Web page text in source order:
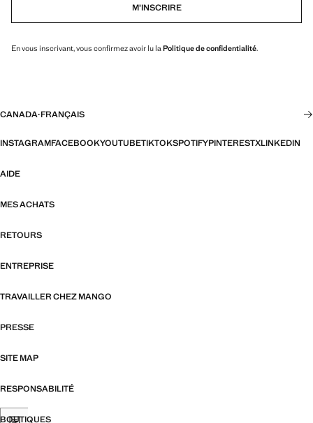
M’INSCRIRE
En vous inscrivant, vous confirmez avoir lu la Politique de confidentialité.
CANADA·FRANÇAIS
INSTAGRAMFACEBOOKYOUTUBETIKTOKSPOTIFYPINTERESTXLINKEDIN
AIDE
MES ACHATS
RETOURS
ENTREPRISE
TRAVAILLER CHEZ MANGO
PRESSE
SITE MAP
RESPONSABILITÉ
BOUTIQUES